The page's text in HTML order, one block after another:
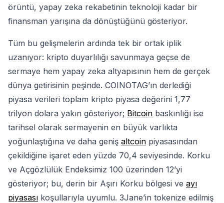
örüntü, yapay zeka rekabetinin teknoloji kadar bir
finansman yarışına da dönüştüğünü gösteriyor.
Tüm bu gelişmelerin ardında tek bir ortak iplik
uzanıyor: kripto duyarlılığı savunmaya geçse de
sermaye hem yapay zeka altyapısının hem de gerçek
dünya getirisinin peşinde. COINOTAG’ın derlediği
piyasa verileri toplam kripto piyasa değerini 1,77
trilyon dolara yakın gösteriyor; Bitcoin baskınlığı ise
tarihsel olarak sermayenin en büyük varlıkta
yoğunlaştığına ve daha geniş altcoin piyasasından
çekildiğine işaret eden yüzde 70,4 seviyesinde. Korku
ve Açgözlülük Endeksimiz 100 üzerinden 12’yi
gösteriyor; bu, derin bir Aşırı Korku bölgesi ve ayı
piyasası koşullarıyla uyumlu. 3Jane’in tokenize edilmiş